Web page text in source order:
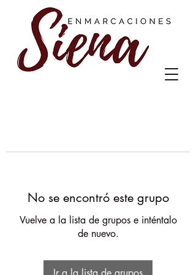
No se encontró este grupo
Vuelve a la lista de grupos e inténtalo
de nuevo.